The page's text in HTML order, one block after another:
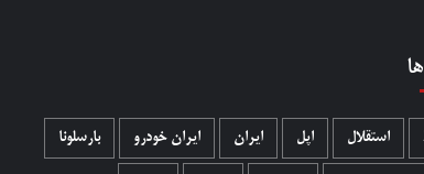
استقلال اپل ایران ایران خودرو بارسلونا